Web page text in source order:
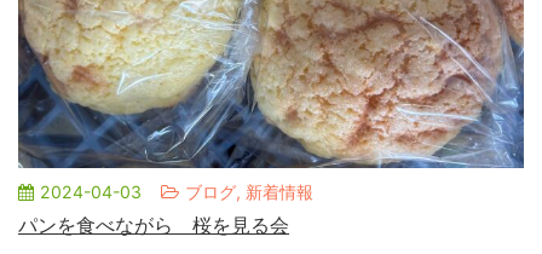
2024-04-03 ブログ, 新着情報
パンを食べながら 桜を見る会